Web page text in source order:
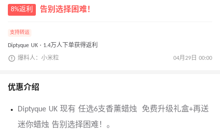
8%返利 告别选择困难！
支持转运
Diptyque UK · 1.4万人下单获得返利
爆料人：小米粒 04月29日 00:00
优惠介绍
Diptyque UK 现有 任选6支香薰蜡烛 免费升级礼盒+再送
迷你蜡烛 告别选择困难！。